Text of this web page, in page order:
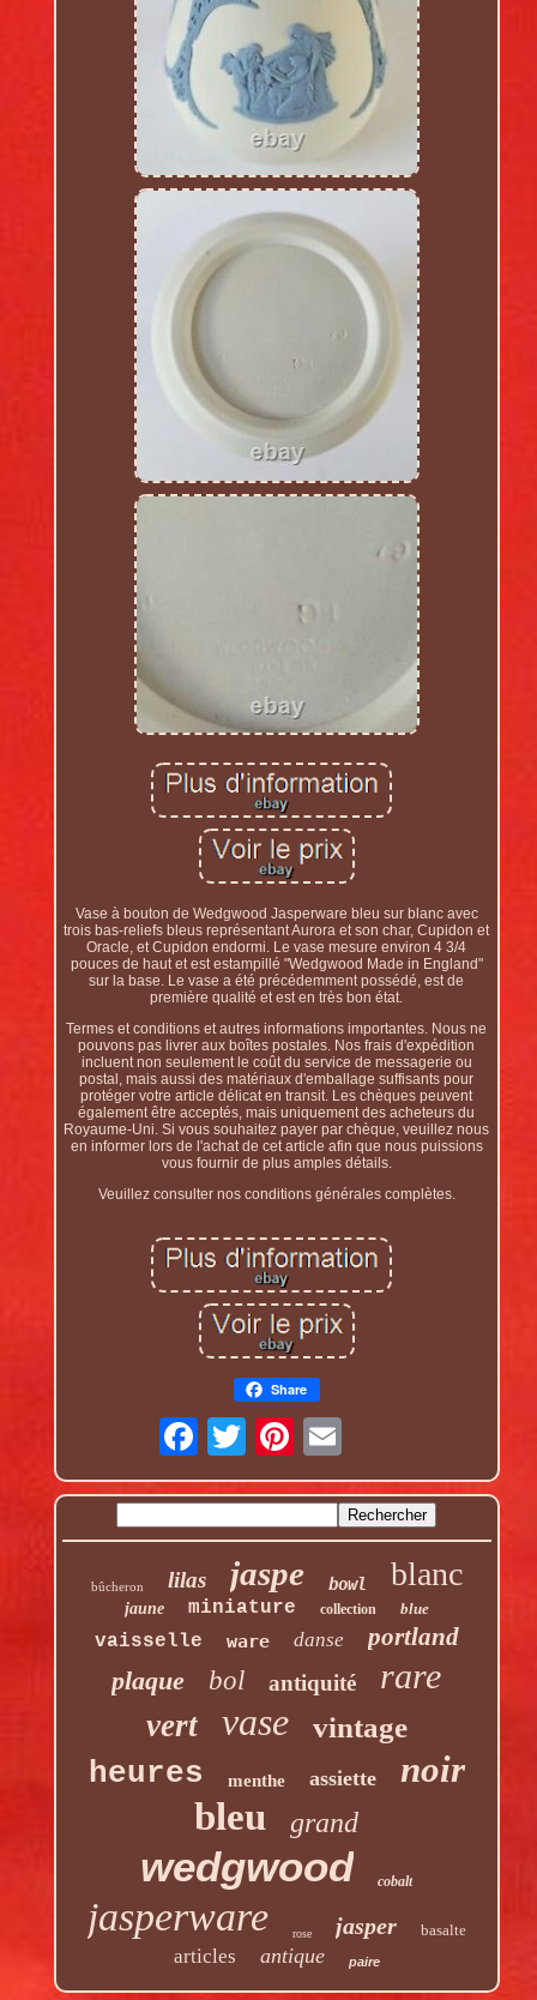
Vase à bouton de Wedgwood Jasperware bleu sur blanc avec
trois bas-reliefs bleus représentant Aurora et son char, Cupidon et
Oracle, et Cupidon endormi. Le vase mesure environ 4 3/4
pouces de haut et est estampillé "Wedgwood Made in England"
sur la base. Le vase a été précédemment possédé, est de
première qualité et est en très bon état.
Termes et conditions et autres informations importantes. Nous ne
pouvons pas livrer aux boîtes postales. Nos frais d'expédition
incluent non seulement le coût du service de messagerie ou
postal, mais aussi des matériaux d'emballage suffisants pour
protéger votre article délicat en transit. Les chèques peuvent
également être acceptés, mais uniquement des acheteurs du
Royaume-Uni. Si vous souhaitez payer par chèque, veuillez nous
en informer lors de l'achat de cet article afin que nous puissions
vous fournir de plus amples détails.
Veuillez consulter nos conditions générales complètes.
Share
bûcheron lilas jaspe bowl blanc
jaune miniature collection blue
vaisselle ware danse portland
plaque bol antiquité rare
vert vase vintage
heures menthe assiette noir
bleu grand
wedgwood cobalt
jasperware rose jasper basalte
articles antique paire